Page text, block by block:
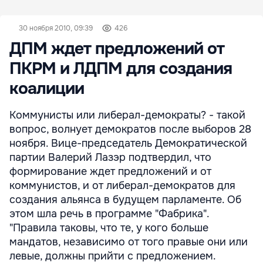
30 ноября 2010, 09:39 426
ДПМ ждет предложений от
ПКРМ и ЛДПМ для создания
коалиции
Коммунисты или либерал-демократы? - такой
вопрос, волнует демократов после выборов 28
ноября. Вице-председатель Демократической
партии Валерий Лазэр подтвердил, что
формирование ждет предложений и от
коммунистов, и от либерал-демократов для
создания альянса в будущем парламенте. Об
этом шла речь в программе "Фабрика".
"Правила таковы, что те, у кого больше
мандатов, независимо от того правые они или
левые, должны прийти с предложением.